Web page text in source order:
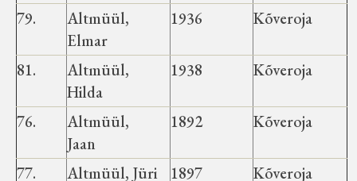
79.
Altmüül,
Elmar
1936 Kõveroja
81.
Altmüül,
Hilda
1938 Kõveroja
76.
Altmüül,
Jaan
1892 Kõveroja
77. Altmüül, Jüri 1897 Kõveroja